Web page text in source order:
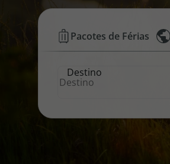
Pacotes de Férias
Disneyland ® Paris
Hotéis
Baratos
Top
Pacotes de Férias
Destino